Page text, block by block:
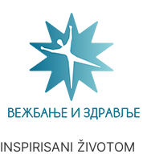
INSPIRISANI ŽIVOTOM